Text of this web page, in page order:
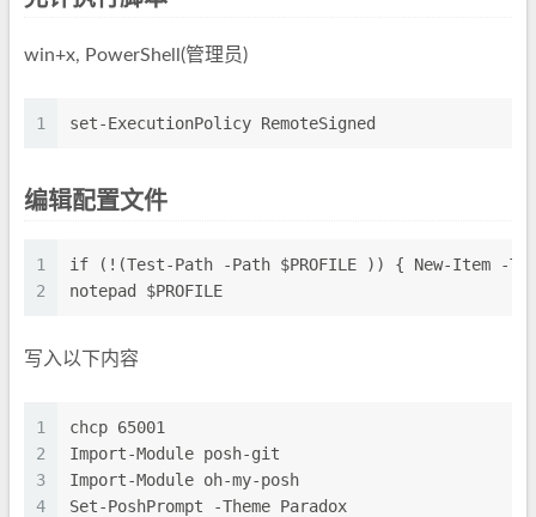
win+x, PowerShell(管理员)
1 set-ExecutionPolicy RemoteSigned
编辑配置文件
1
2
if (!(Test-Path -Path $PROFILE )) { New-Item -
notepad $PROFILE
写入以下内容
1
2
3
4
chcp 65001
Import-Module posh-git
Import-Module oh-my-posh
Set-PoshPrompt -Theme Paradox